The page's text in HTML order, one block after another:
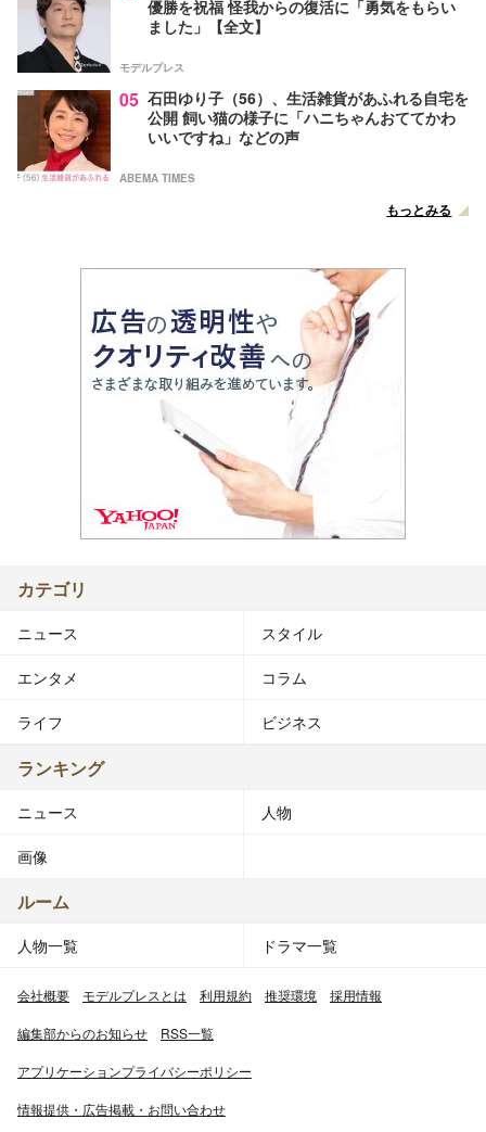
優勝を祝福 怪我からの復活に「勇気をもらい
ました」【全文】
モデルプレス
05 石田ゆり子（56）、生活雑貨があふれる自宅を
公開 飼い猫の様子に「ハニちゃんおててかわ
いいですね」などの声
ABEMA TIMES
もっとみる
カテゴリ
ニュース スタイル
エンタメ コラム
ライフ ビジネス
ランキング
ニュース 人物
画像
ルーム
人物一覧 ドラマ一覧
会社概要 モデルプレスとは 利用規約 推奨環境 採用情報
編集部からのお知らせ RSS一覧
アプリケーションプライバシーポリシー
情報提供・広告掲載・お問い合わせ